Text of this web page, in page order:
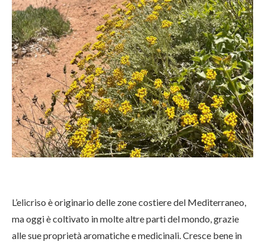
L’elicriso è originario delle zone costiere del Mediterraneo,
ma oggi è coltivato in molte altre parti del mondo, grazie
alle sue proprietà aromatiche e medicinali. Cresce bene in